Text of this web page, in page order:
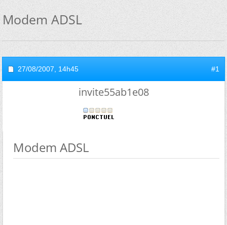
Modem ADSL
27/08/2007, 14h45 #1
invite55ab1e08
Modem ADSL